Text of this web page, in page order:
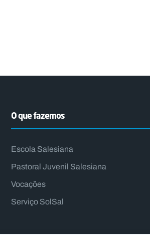
O que fazemos
Escola Salesiana
Pastoral Juvenil Salesiana
Vocações
Serviço SolSal